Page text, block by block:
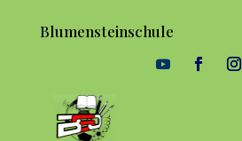
Blumensteinschule